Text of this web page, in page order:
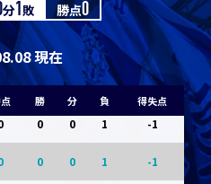
分1敗 勝点0
現在
勝 分 負 得失点
0 1 -1
0 1 -1
0 0 1 -1
0 0 1 -1
0 0 1 -1